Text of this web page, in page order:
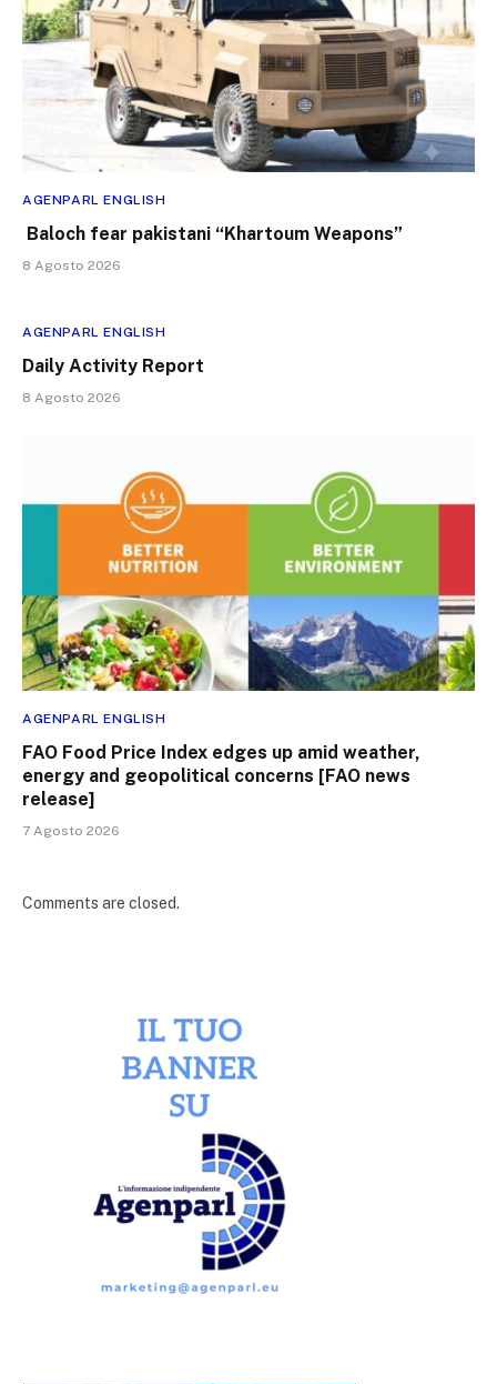
AGENPARL ENGLISH
Baloch fear pakistani “Khartoum Weapons”
8 Agosto 2026
AGENPARL ENGLISH
Daily Activity Report
8 Agosto 2026
AGENPARL ENGLISH
FAO Food Price Index edges up amid weather,
energy and geopolitical concerns [FAO news
release]
7 Agosto 2026
Comments are closed.